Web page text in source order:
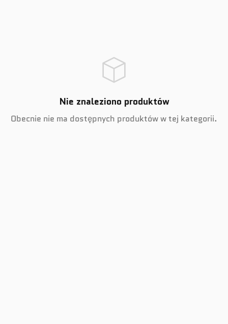
Nie znaleziono produktów
Obecnie nie ma dostępnych produktów w tej kategorii.